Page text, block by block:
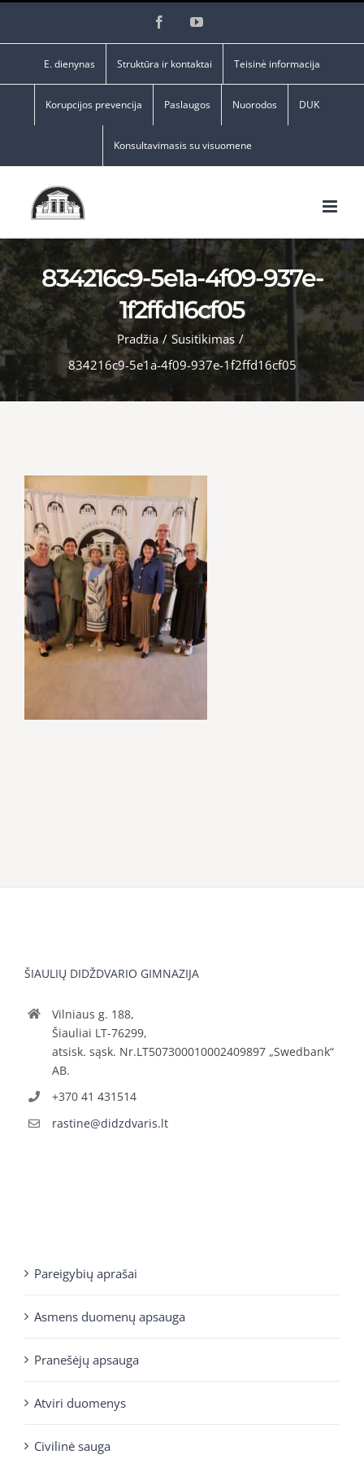
FacebookYouTube
E. dienynas Struktūra ir kontaktai Teisinė informacija
Korupcijos prevencija Paslaugos Nuorodos DUK
Konsultavimasis su visuomene
834216c9-5e1a-4f09-937e-
1f2ffd16cf05
Pradžia / Susitikimas /
834216c9-5e1a-4f09-937e-1f2ffd16cf05
ŠIAULIŲ DIDŽDVARIO GIMNAZIJA
Vilniaus g. 188,
Šiauliai LT-76299,
atsisk. sąsk. Nr.LT507300010002409897 „Swedbank“
AB.
+370 41 431514
rastine@didzdvaris.lt
Pareigybių aprašai
Asmens duomenų apsauga
Pranešėjų apsauga
Atviri duomenys
Civilinė sauga